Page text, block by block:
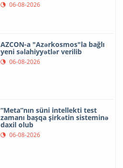
06-08-2026
AZCON-a "Azərkosmos"la bağlı
yeni səlahiyyətlər verilib
06-08-2026
“Meta”nın süni intellekti test
zamanı başqa şirkətin sisteminə
daxil olub
06-08-2026